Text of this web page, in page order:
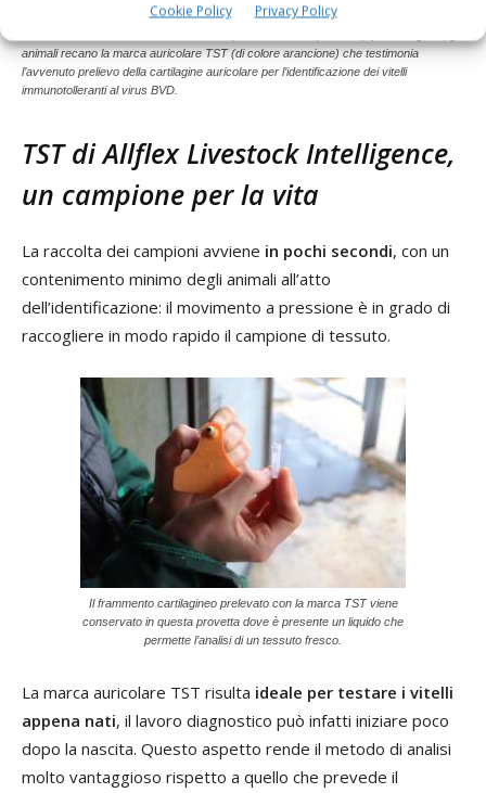
Cookie Policy Privacy Policy
animali recano la marca auricolare TST (di colore arancione) che testimonia
l’avvenuto prelievo della cartilagine auricolare per l’identificazione dei vitelli
immunotolleranti al virus BVD.
TST diAllflex Livestock Intelligence,
un campione per la vita
La raccolta dei campioni avviene in pochi secondi, con un
contenimento minimo degli animali all’atto
dell’identificazione: il movimento a pressione è in grado di
raccogliere in modo rapido il campione di tessuto.
Il frammento cartilagineo prelevato con la marca TST viene
conservato in questa provetta dove è presente un liquido che
permette l’analisi di un tessuto fresco.
La marca auricolare TST risulta ideale per testare i vitelli
appena nati, il lavoro diagnostico può infatti iniziare poco
dopo la nascita. Questo aspetto rende il metodo di analisi
molto vantaggioso rispetto a quello che prevede il